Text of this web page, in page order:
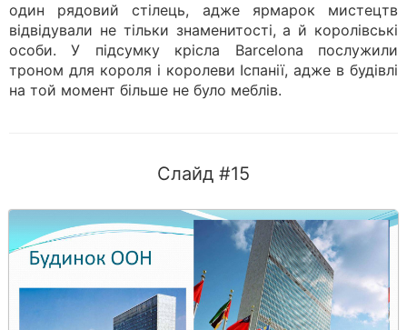
один рядовий стілець, адже ярмарок мистецтв
відвідували не тільки знаменитості, а й королівські
особи. У підсумку крісла Barcelona послужили
троном для короля і королеви Іспанії, адже в будівлі
на той момент більше не було меблів.
Слайд #15